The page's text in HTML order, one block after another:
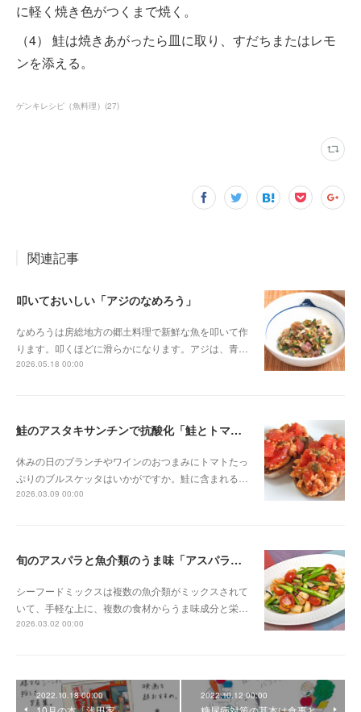
に軽く焼き色がつくまで焼く。
（4） 鮭は焼きあがったら皿に取り、すだちまたはレモ
ンを添える。
ゲンキレシピ（魚料理） (27)
関連記事
叩いておいしい「アジのなめろう」
なめろうは房総地方の郷土料理で新鮮な魚を叩いて作
ります。叩くほどに滑らかになります。アジは、青…
2026.05.18 00:00
鮭のアスタキサンチンで抗酸化「鮭とトマトのブルスケッタ」
休みの日のブランチやワインのおつまみにトマトたっ
ぷりのブルスケッタはいかがですか。鮭に含まれる…
2026.03.09 00:00
旬のアスパラと魚介類のうま味「アスパラのシーフード炒め」
シーフードミックスは複数の魚介類がミックスされて
いて、手軽な上に、複数の食材からうま味成分と栄…
2026.03.02 00:00
2022.10.18 00:00 2022.10.12 00:00